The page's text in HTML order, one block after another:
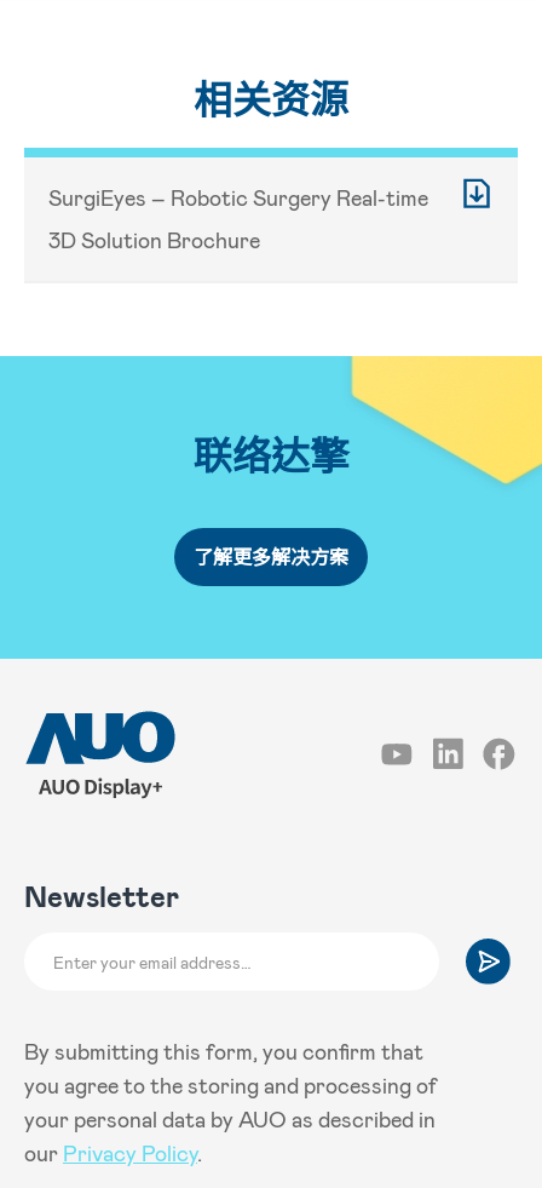
相关资源
SurgiEyes – Robotic Surgery Real-time
3D Solution Brochure
联络达擎
了解更多解决方案
Newsletter
By submitting this form, you confirm that
you agree to the storing and processing of
your personal data by AUO as described in
our Privacy Policy.